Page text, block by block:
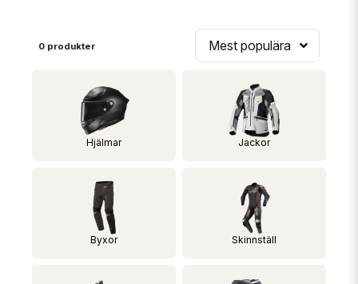
0 produkter Mest populära
Hjälmar Jackor
Byxor Skinnställ